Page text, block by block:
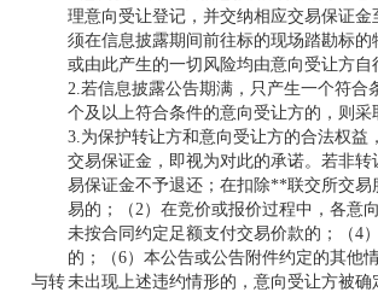
与转
理意向受让登记，并交纳相应交易保证
须在信息披露期间前往标的现场踏勘标
或由此产生的一切风险均由意向受让方
2.若信息披露公告期满，只产生一个符
个及以上符合条件的意向受让方的，则
3.为保护转让方和意向受让方的合法权
交易保证金，即视为对此的承诺。若非
易保证金不予退还；在扣除**联交所交
易的；（2）在竞价或报价过程中，各意
未按合同约定足额支付交易价款的；（4
的；（6）本公告或公告附件约定的其他情
未出现上述违约情形的，意向受让方被